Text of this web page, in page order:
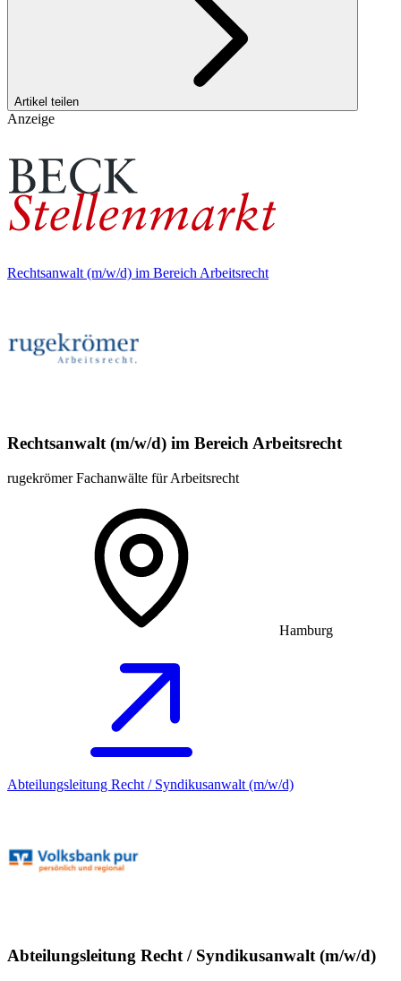
Artikel teilen
Anzeige
Rechtsanwalt (m/w/d) im Bereich Arbeitsrecht
Rechtsanwalt (m/w/d) im Bereich Arbeitsrecht
rugekrömer Fachanwälte für Arbeitsrecht
Hamburg
Abteilungsleitung Recht / Syndikusanwalt (m/w/d)
Abteilungsleitung Recht / Syndikusanwalt (m/w/d)